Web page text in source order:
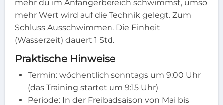
mehr du im Anfängerbereich schwimmst, umso
mehr Wert wird auf die Technik gelegt. Zum
Schluss Ausschwimmen. Die Einheit
(Wasserzeit) dauert 1 Std.
Praktische Hinweise
Termin: wöchentlich sonntags um 9:00 Uhr
(das Training startet um 9:15 Uhr)
Periode: In der Freibadsaison von Mai bis